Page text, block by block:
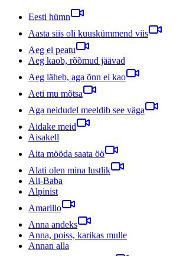
Eesti hümn
Aasta siis oli kuuskümmend viis
Aeg ei peatu
Aeg kaob, rõõmud jäävad
Aeg läheb, aga õnn ei kao
Aeti mu mõtsa
Aga neidudel meeldib see väga
Aidake meid
Aisakell
Aita mööda saata öö
Alati olen mina lustlik
Ali-Baba
Alpinist
Amarillo
Anna andeks
Anna, poiss, karikas mulle
Annan alla